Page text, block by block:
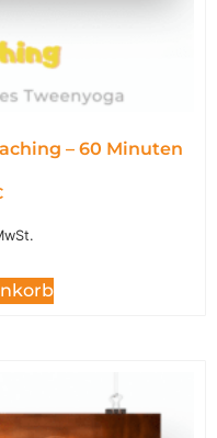
– 60 Minuten